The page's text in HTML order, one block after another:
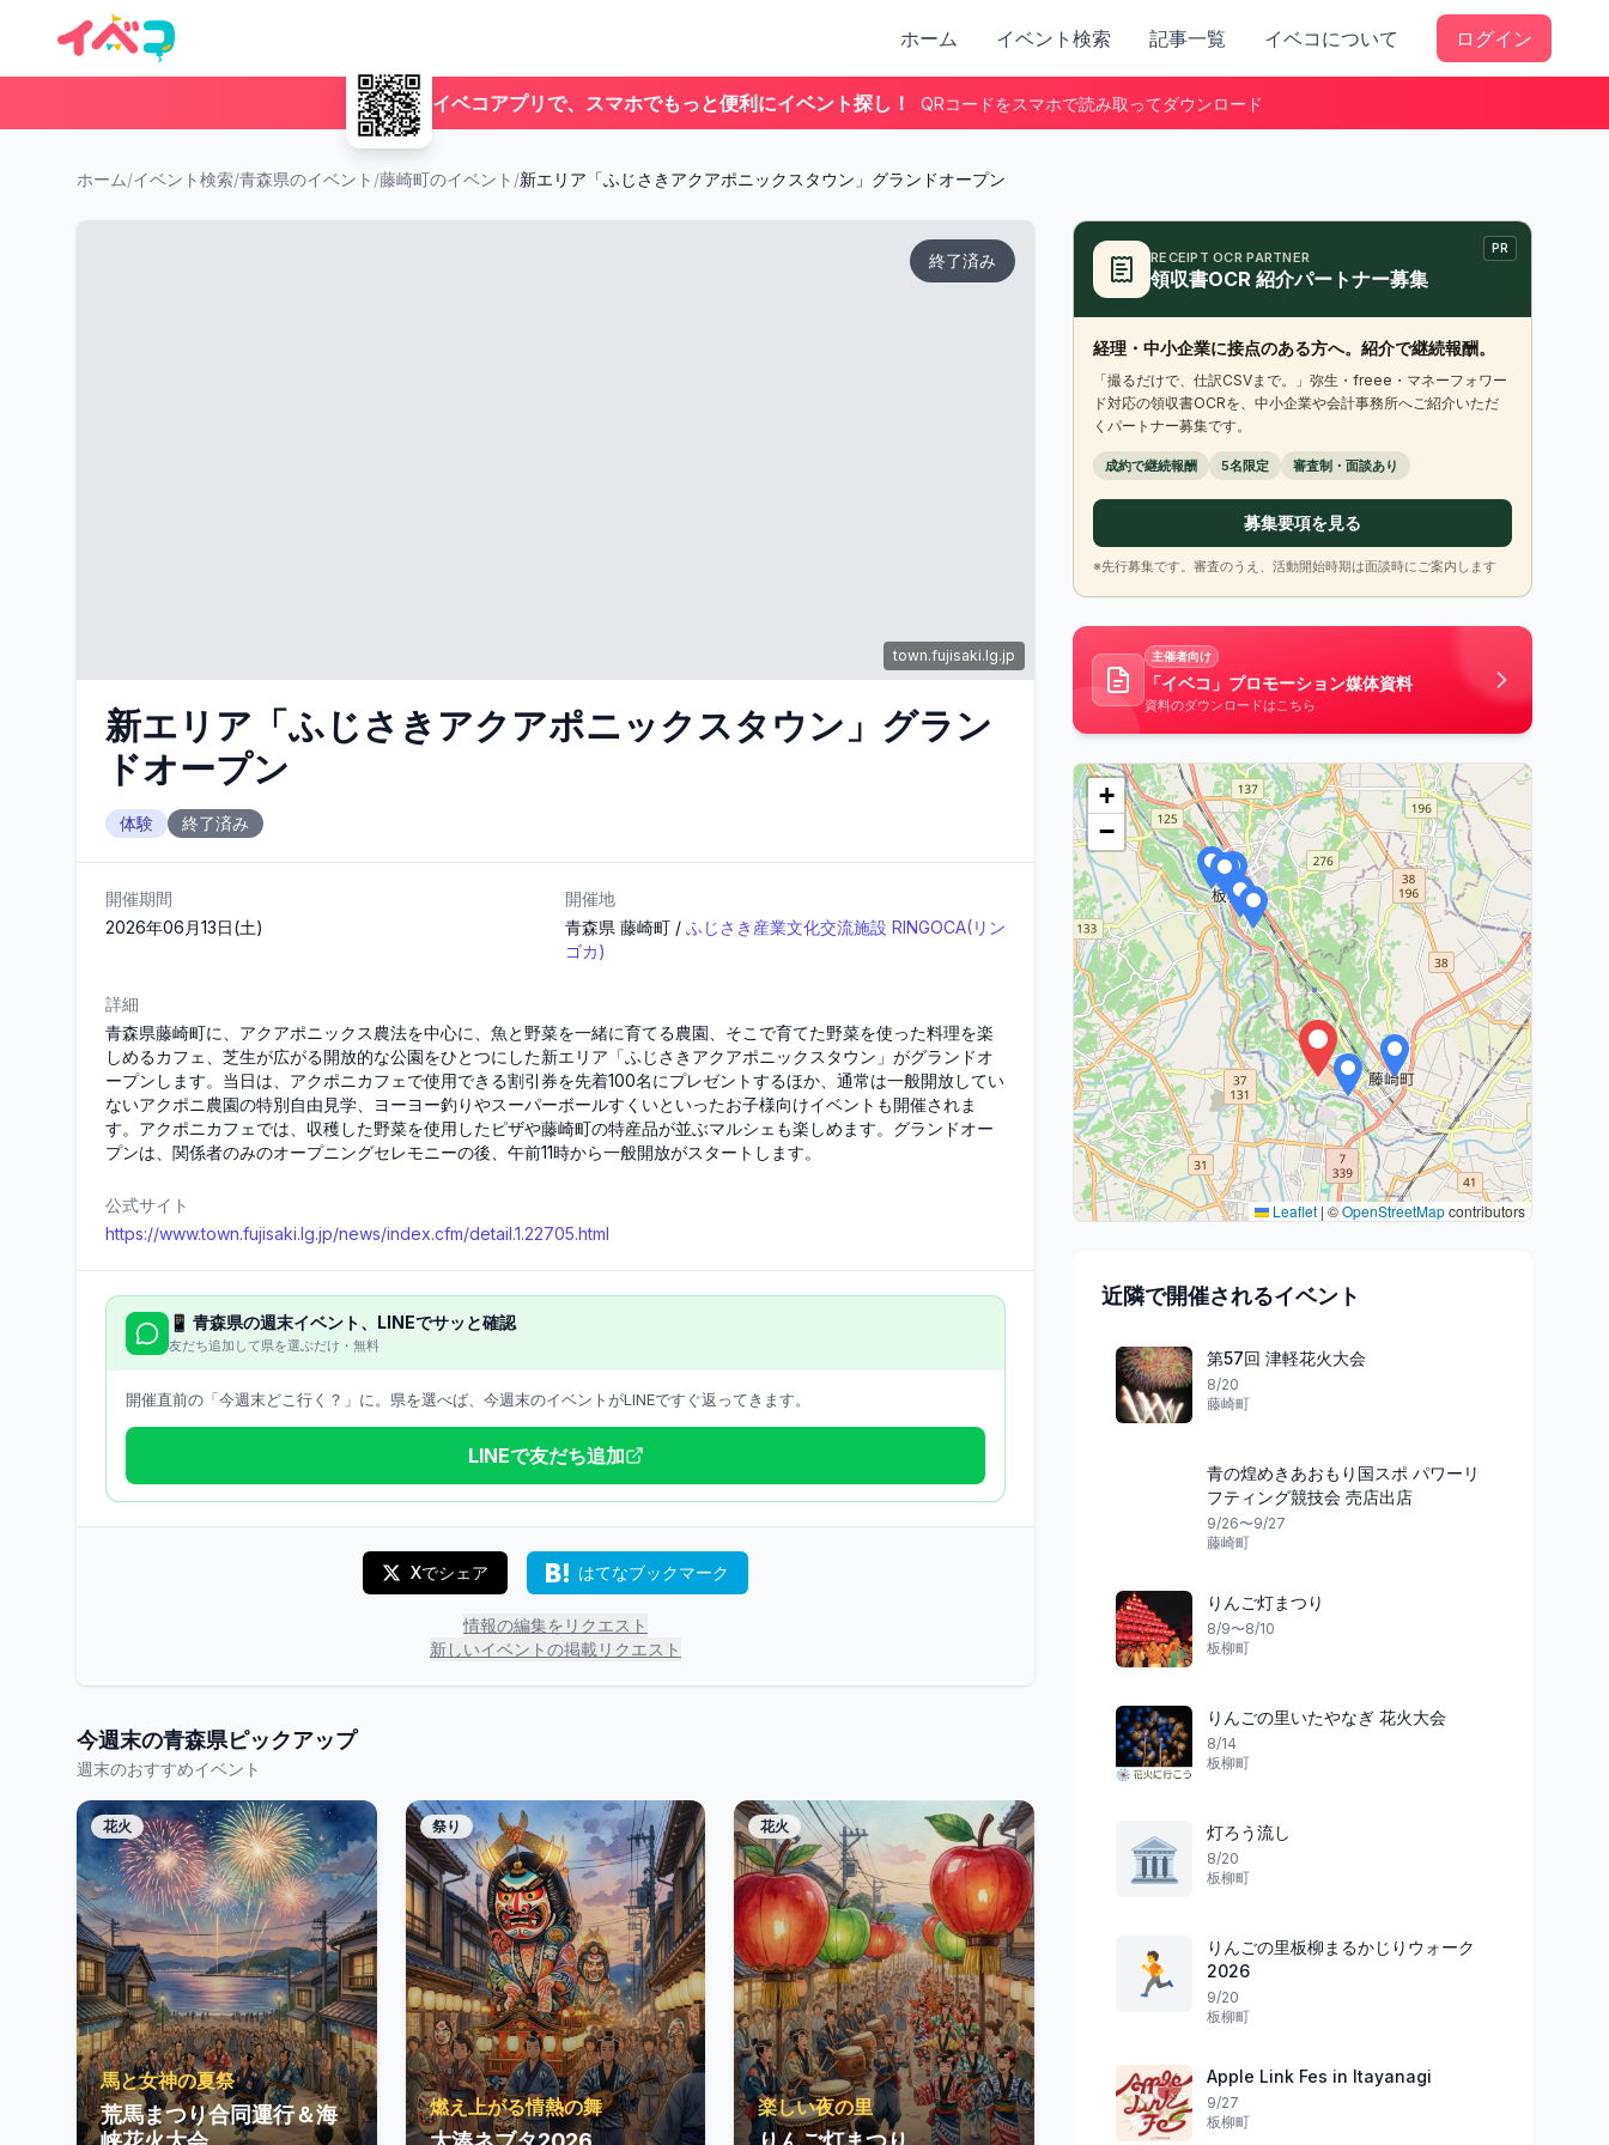
ホーム イベント検索 記事一覧 イベコについて ログイン
イベコアプリで、スマホでもっと便利にイベント探し！ QRコードをスマホで読み取ってダウンロード
ホーム/イベント検索/青森県のイベント /藤崎町のイベント /新エリア「ふじさきアクアポニックスタウン」グランドオープン
town.fujisaki.lg.jp
終了済み
新エリア「ふじさきアクアポニックスタウン」グラン
ドオープン
体験 終了済み
開催期間
2026年06月13日(土)
開催地
青森県 藤崎町 / ふじさき産業文化交流施設 RINGOCA(リン
ゴカ)
詳細
青森県藤崎町に、アクアポニックス農法を中心に、魚と野菜を一緒に育てる農園、そこで育てた野菜を使った料理を楽
しめるカフェ、芝生が広がる開放的な公園をひとつにした新エリア「ふじさきアクアポニックスタウン」がグランドオ
ープンします。当日は、アクポニカフェで使用できる割引券を先着100名にプレゼントするほか、通常は一般開放してい
ないアクポニ農園の特別自由見学、ヨーヨー釣りやスーパーボールすくいといったお子様向けイベントも開催されま
す。アクポニカフェでは、収穫した野菜を使用したピザや藤崎町の特産品が並ぶマルシェも楽しめます。グランドオー
プンは、関係者のみのオープニングセレモニーの後、午前11時から一般開放がスタートします。
公式サイト
https://www.town.fujisaki.lg.jp/news/index.cfm/detail.1.22705.html
📱 青森県の週末イベント、LINEでサッと確認
友だち追加して県を選ぶだけ・無料
開催直前の「今週末どこ行く？」に。県を選べば、今週末のイベントがLINEですぐ返ってきます。
LINEで友だち追加
Xでシェア はてなブックマーク
情報の編集をリクエスト
新しいイベントの掲載リクエスト
今週末の青森県ピックアップ
週末のおすすめイベント
花火
馬と女神の夏祭
荒馬まつり合同運行＆海
祭り
燃え上がる情熱の舞
花火
楽しい夜の里
PR
RECEIPT OCR PARTNER
領収書OCR 紹介パートナー募集
経理・中小企業に接点のある方へ。紹介で継続報酬。
「撮るだけで、仕訳CSVまで。」弥生・freee・マネーフォワー
ド対応の領収書OCRを、中小企業や会計事務所へご紹介いただ
くパートナー募集です。
成約で継続報酬 5名限定 審査制・面談あり
募集要項を見る
※先行募集です。審査のうえ、活動開始時期は面談時にご案内します
主催者向け
「イベコ」プロモーション媒体資料
資料のダウンロードはこちら
+
−
Leaflet | ©OpenStreetMapcontributors
近隣で開催されるイベント
第57回 津軽花火大会
8/20
藤崎町
青の煌めきあおもり国スポ パワーリ
フティング競技会 売店出店
9/26〜9/27
藤崎町
りんご灯まつり
8/9〜8/10
板柳町
りんごの里いたやなぎ 花火大会
8/14
板柳町
🏛️
灯ろう流し
8/20
板柳町
🏃
りんごの里板柳まるかじりウォーク
2026
9/20
板柳町
Apple Link Fes in Itayanagi
9/27
板柳町